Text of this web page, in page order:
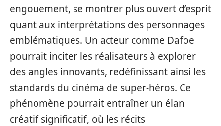
engouement, se montrer plus ouvert d’esprit
quant aux interprétations des personnages
emblématiques. Un acteur comme Dafoe
pourrait inciter les réalisateurs à explorer
des angles innovants, redéfinissant ainsi les
standards du cinéma de super-héros. Ce
phénomène pourrait entraîner un élan
créatif significatif, où les récits